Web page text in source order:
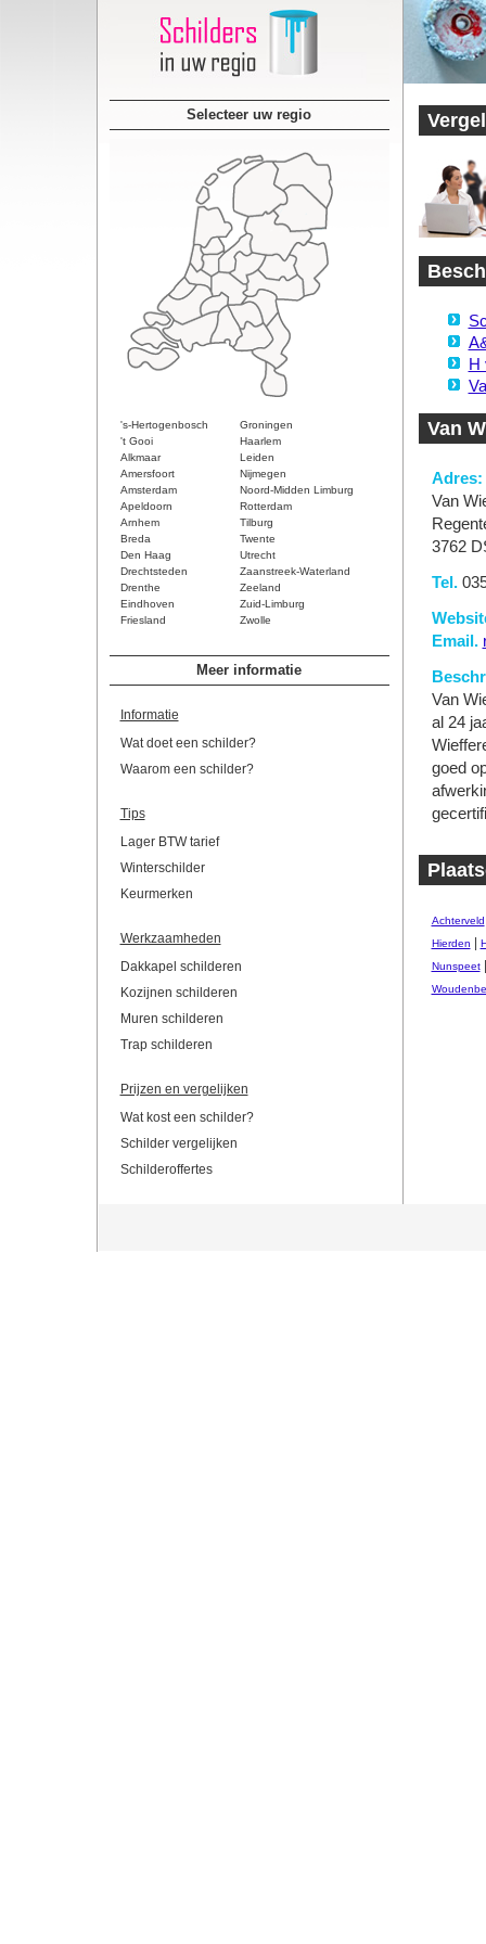
Selecteer uw regio
's-Hertogenbosch
Groningen
't Gooi
Haarlem
Alkmaar
Leiden
Amersfoort
Nijmegen
Amsterdam
Noord-Midden Limburg
Apeldoorn
Rotterdam
Arnhem
Tilburg
Breda
Twente
Den Haag
Utrecht
Drechtsteden
Zaanstreek-Waterland
Drenthe
Zeeland
Eindhoven
Zuid-Limburg
Friesland
Zwolle
Meer informatie
Informatie
Wat doet een schilder?
Waarom een schilder?
Tips
Lager BTW tarief
Winterschilder
Keurmerken
Werkzaamheden
Dakkapel schilderen
Kozijnen schilderen
Muren schilderen
Trap schilderen
Prijzen en vergelijken
Wat kost een schilder?
Schilder vergelijken
Schilderoffertes
H
Van
Adres:
Van
3762
Tel.
Email.
Van
al 24
goed
Achterveld
Hierden
Nunspeet